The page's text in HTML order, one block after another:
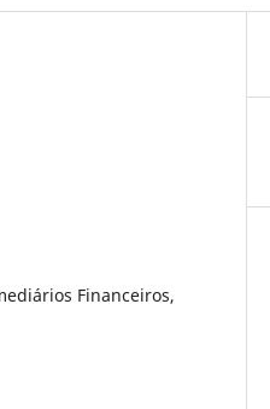
Financeiros,